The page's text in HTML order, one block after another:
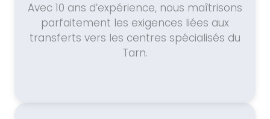
Avec 10 ans d’expérience, nous maîtrisons
parfaitement les exigences liées aux
transferts vers les centres spécialisés du
Tarn.